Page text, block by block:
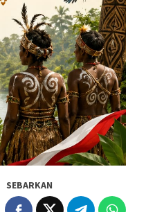
SEBARKAN